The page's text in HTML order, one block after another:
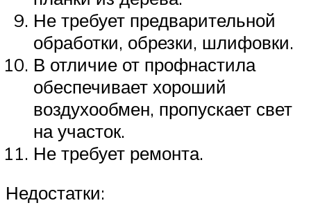
Не требует предварительной
обработки, обрезки, шлифовки.
В отличие от профнастила
обеспечивает хороший
воздухообмен, пропускает свет
на участок.
Не требует ремонта.
Недостатки: